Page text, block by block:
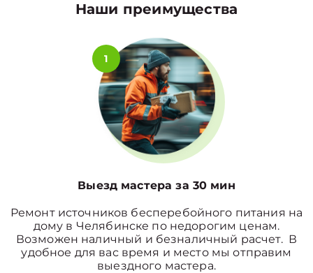
Наши преимущества
1
Выезд мастера за 30 мин
Ремонт источников бесперебойного питания на
дому в Челябинске по недорогим ценам.
Возможен наличный и безналичный расчет. В
удобное для вас время и место мы отправим
выездного мастера.